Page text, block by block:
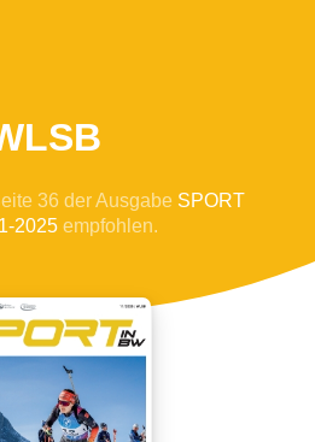
36 der Ausgabe SPORT
2025 empfohlen.